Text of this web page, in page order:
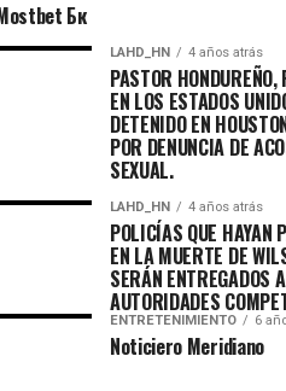
Бк
LAHD_HN 4 años atrás
PASTOR HONDUREÑO,
EN LOS ESTADOS
DETENIDO EN
POR DENUNCIA DE
SEXUAL.
LAHD_HN 4 años atrás
POLICÍAS QUE HAYAN
EN LA MUERTE DE
SERÁN ENTREGADOS
AUTORIDADES
ENTRETENIMIENTO 6
Noticiero Meridiano